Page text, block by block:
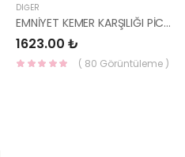
DIĞER
EMNİYET KEMER KARŞILIĞI PİCANTO 88230-G6000-HMC
1623.00 ₺
( 80 Görüntüleme )